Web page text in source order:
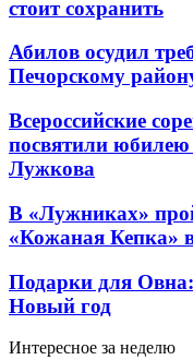
стоит сохранить
Абилов осудил
Печорскому
Всероссийские
посвятили
Лужкова
В «Лужниках»
«Кожаная Кепка»
Подарки для
Новый год
Интересное за неделю